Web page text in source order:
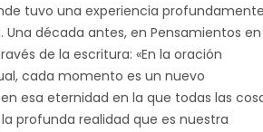
tuvo una experiencia profundamente
década antes, en Pensamientos en
de la escritura: «En la oración
cada momento es un nuevo
esa eternidad en la que todas las
profunda realidad que es nuestra